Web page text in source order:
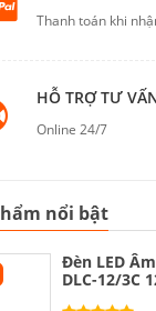
Thanh toán khi
HỖ TRỢ TƯ
Online 24/7
nổi bật
Đèn LED
DLC-12/3C